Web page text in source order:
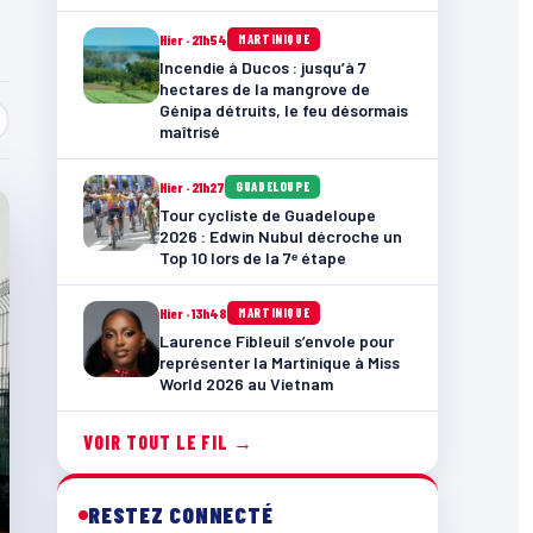
Hier · 21h54 MARTINIQUE
Incendie à Ducos : jusqu’à 7
hectares de la mangrove de
Génipa détruits, le feu désormais
maîtrisé
Hier · 21h27 GUADELOUPE
Tour cycliste de Guadeloupe
2026 : Edwin Nubul décroche un
Top 10 lors de la 7ᵉ étape
Hier · 13h48 MARTINIQUE
Laurence Fibleuil s’envole pour
représenter la Martinique à Miss
World 2026 au Vietnam
VOIR TOUT LE FIL →
RESTEZ CONNECTÉ